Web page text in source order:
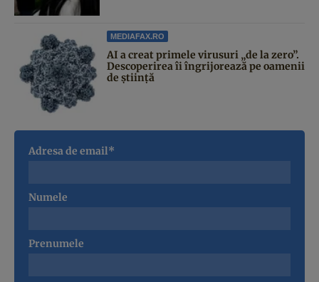
MEDIAFAX.RO
AI a creat primele virusuri „de la zero”.
Descoperirea îi îngrijorează pe oamenii
de știință
Adresa de email*
Numele
Prenumele